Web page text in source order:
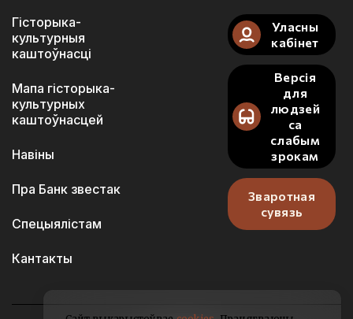
Гісторыка-
культурныя
каштоўнасці
Мапа гісторыка-
культурных
каштоўнасцей
Навіны
Пра Банк звестак
Спецыялістам
Кантакты
Уласны
кабінет
Версія
для
людзей
са
слабым
зрокам
Зваротная
сувязь